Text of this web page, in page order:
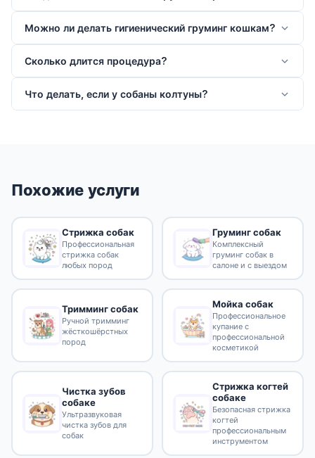
Можно ли делать гигиенический груминг кошкам?
Сколько длится процедура?
Что делать, если у собаны колтуны?
Похожие услуги
Стрижка собак
Профессиональная
стрижка собак
любых пород
Груминг собак
Комплексный
груминг собак в
салоне и с выездом
Тримминг собак
Ручной тримминг
жёсткошёрстных
пород
Мойка собак
Профессиональное
купание с
профессиональной
косметикой
Чистка зубов
собаке
Ультразвуковая
чистка зубов для
собак
Стрижка когтей
собаке
Безопасная стрижка
когтей
профессиональным
инструментом